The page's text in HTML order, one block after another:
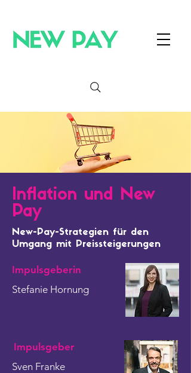
Inflation und New
Pay
New-Pay-Strategien für den
Umgang mit Preissteigerungen
Impulsgeberin
Stefanie Hornung
Impulsgeber
Sven Franke